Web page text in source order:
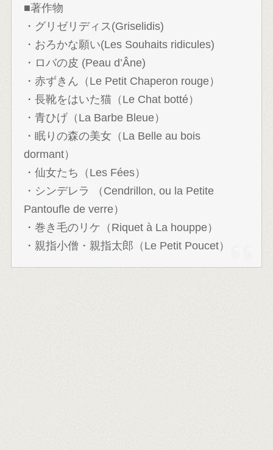
■著作物
・グリゼリディス(Griselidis)
・おろかな願い(Les Souhaits ridicules)
・ロバの皮 (Peau d’Âne)
・赤ずきん（Le Petit Chaperon rouge）
・長靴をはいた猫（Le Chat botté）
・青ひげ（La Barbe Bleue）
・眠りの森の美女（La Belle au bois
dormant）
・仙女たち（Les Fées）
・シンデレラ （Cendrillon, ou la Petite
Pantoufle de verre）
・巻き毛のリケ（Riquet à La houppe）
・親指小僧・親指太郎（Le Petit Poucet）